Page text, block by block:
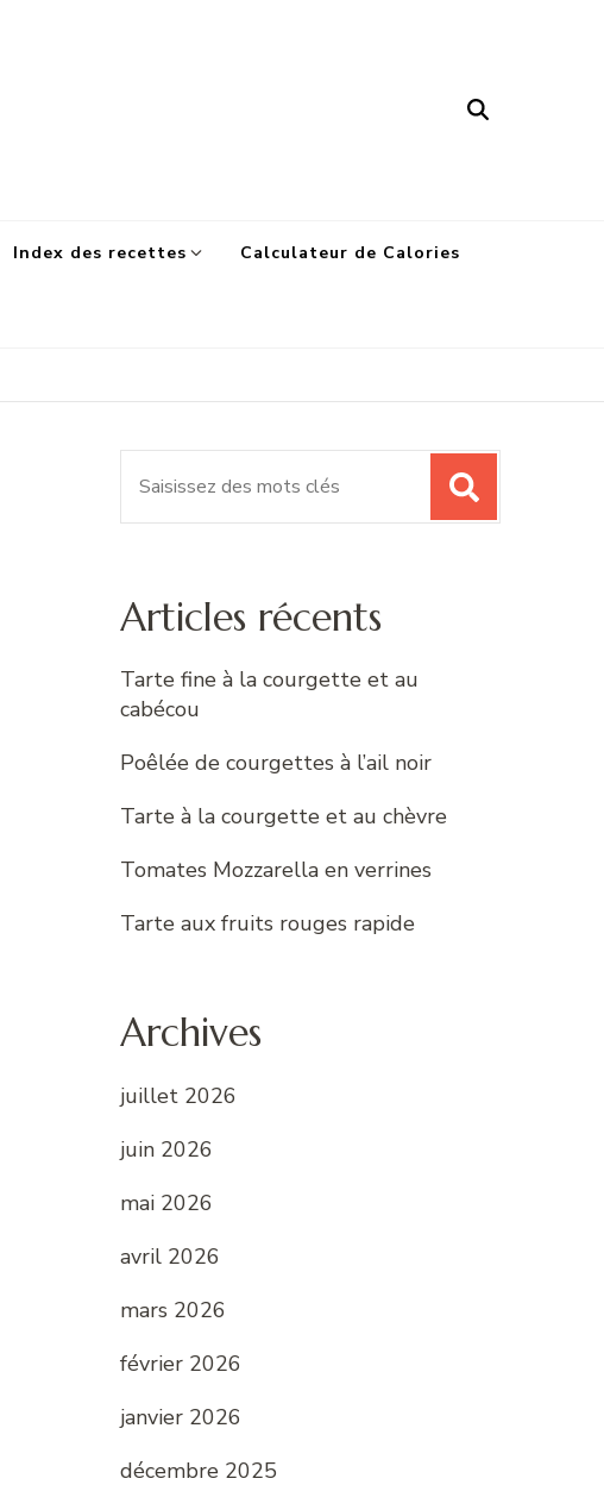
Index des recettes Calculateur de Calories
Articles récents
Tarte fine à la courgette et au
cabécou
Poêlée de courgettes à l’ail noir
Tarte à la courgette et au chèvre
Tomates Mozzarella en verrines
Tarte aux fruits rouges rapide
Archives
juillet 2026
juin 2026
mai 2026
avril 2026
mars 2026
février 2026
janvier 2026
décembre 2025